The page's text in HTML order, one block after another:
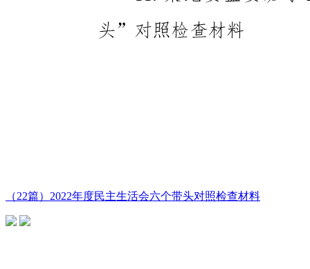
（22篇）2022年度民主生活会六个带头对照检查材料